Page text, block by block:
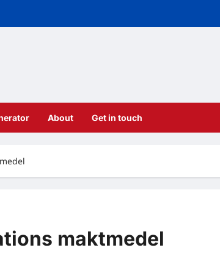
About Get in touch
maktmedel